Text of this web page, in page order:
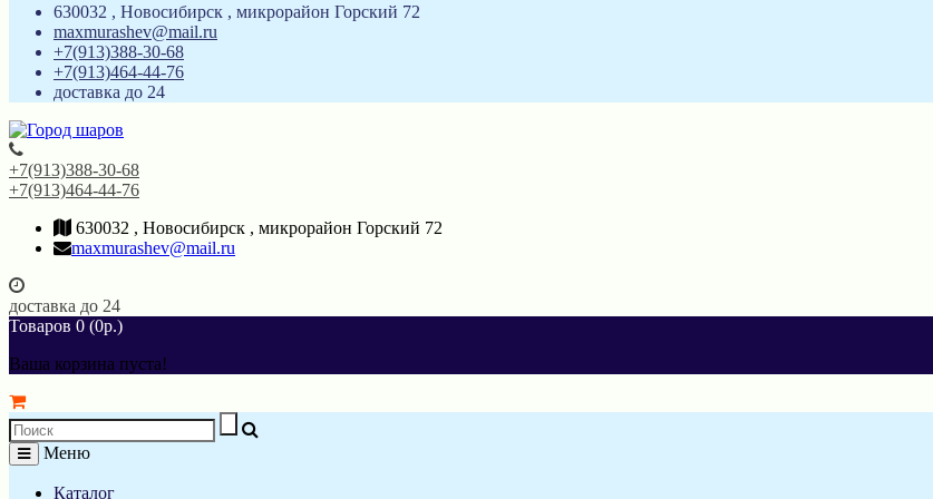
630032 , Новосибирск , микрорайон Горский 72
maxmurashev@mail.ru
+7(913)388-30-68
+7(913)464-44-76
доставка до 24
+7(913)388-30-68
+7(913)464-44-76
630032 , Новосибирск , микрорайон Горский 72
maxmurashev@mail.ru
доставка до 24
Товаров 0 (0р.)
Ваша корзина пуста!
Меню
Каталог